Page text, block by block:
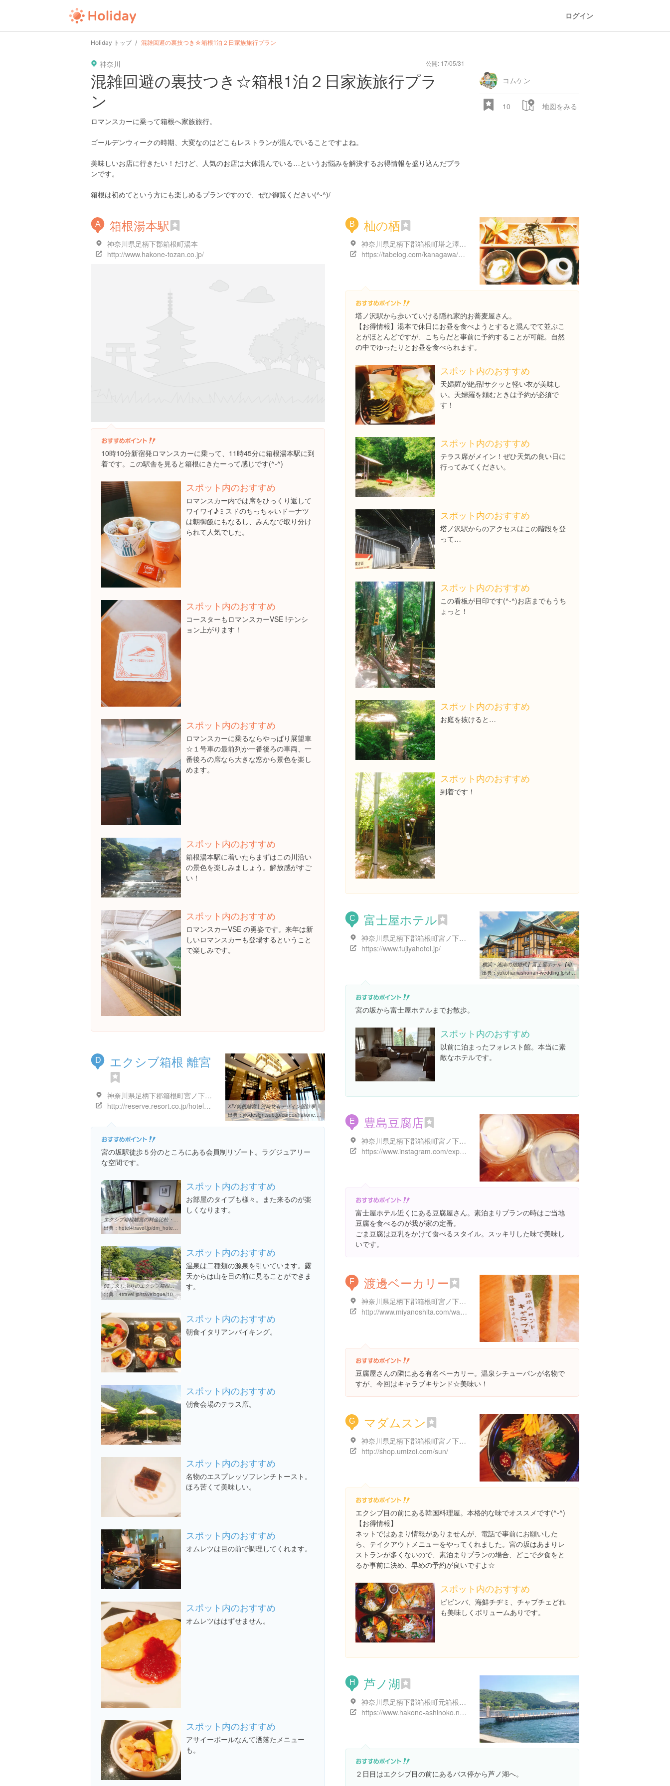
ログイン
Holiday トップ 混雑回避の裏技つき☆箱根1泊２日家族旅行プラン
神奈川 公開: 17/05/31
混雑回避の裏技つき☆箱根1泊２日家族旅行プラ
ン
ロマンスカーに乗って箱根へ家族旅行。
ゴールデンウィークの時期、大変なのはどこもレストランが混んでいることですよね。
美味しいお店に行きたい！だけど、人気のお店は大体混んでいる…というお悩みを解決するお得情報を盛り込んだプラ
ンです。
箱根は初めてという方にも楽しめるプランですので、ぜひ御覧ください(^-^)/
コムケン
10 地図をみる
A 箱根湯本駅
神奈川県足柄下郡箱根町湯本
http://www.hakone-tozan.co.jp/
10時10分新宿発ロマンスカーに乗って、11時45分に箱根湯本駅に到
着です。この駅舎を見ると箱根にきたーって感じです(^-^)
スポット内のおすすめ
ロマンスカー内では席をひっくり返して
ワイワイ♪ミスドのちっちゃいドーナツ
は朝御飯にもなるし、みんなで取り分け
られて人気でした。
スポット内のおすすめ
コースターもロマンスカーVSE !テンシ
ョン上がります！
スポット内のおすすめ
ロマンスカーに乗るならやっぱり展望車
☆１号車の最前列か一番後ろの車両、一
番後ろの席なら大きな窓から景色を楽し
めます。
スポット内のおすすめ
箱根湯本駅に着いたらまずはこの川沿い
の景色を楽しみましょう。解放感がすご
い！
スポット内のおすすめ
ロマンスカーVSE の勇姿です。来年は新
しいロマンスカーも登場するということ
で楽しみです。
B 杣の栖
神奈川県足柄下郡箱根町塔之澤６０
https://tabelog.com/kanagawa/A1410/A141001/14014897/
塔ノ沢駅から歩いていける隠れ家的お蕎麦屋さん。
【お得情報】湯本で休日にお昼を食べようとすると混んでて並ぶこ
とがほとんどですが、こちらだと事前に予約することが可能。自然
スポット内のおすすめ
天婦羅が絶品!サクッと軽い衣が美味し
い。天婦羅を頼むときは予約が必須で
す！
スポット内のおすすめ
テラス席がメイン！ぜひ天気の良い日に
行ってみてください。
スポット内のおすすめ
塔ノ沢駅からのアクセスはこの階段を登
って…
スポット内のおすすめ
この看板が目印です(^-^)お店までもうち
ょっと！
スポット内のおすすめ
お庭を抜けると…
スポット内のおすすめ
到着です！
C 富士屋ホテル
神奈川県足柄下郡箱根町宮ノ下３５９
https://www.fujiyahotel.jp/
横浜・湘南の結婚式】富士屋ホテル【箱根|ホテル】｜横浜湘南 ...
出典：yokohamashonan-wedding.jp/shop/001
宮の坂から富士屋ホテルまでお散歩。
スポット内のおすすめ
以前に泊まったフォレスト館。本当に素
敵なホテルです。
D エクシブ箱根 離宮
神奈川県足柄下郡箱根町宮ノ下１１２-２ 箱根離宮
http://reserve.resort.co.jp/hotels/xiv/hakone/index.html
XIV箱根離宮 | 河﨑悠有デザイン設計事務所
出典：yk-design.sub.jp/career/hakone.html
宮の坂駅徒歩５分のところにある会員制リゾート。ラグジュアリー
な空間です。
エクシブ箱根離宮の料金比較・クチコミ【フォートラベル】|宮ノ下温泉
出典： hotel4travel.jp/dm_hotel_each-11287692.html
スポット内のおすすめ
お部屋のタイプも様々。また来るのが楽
しくなります。
03．久しぶりのエクシブ箱根離宮 温泉大浴場 三日月の湯 ダイニング ...
出典：4travel.jp/travelogue/10588655
スポット内のおすすめ
温泉は二種類の源泉を引いています。露
天からは山を目の前に見ることができま
す。
スポット内のおすすめ
朝食イタリアンバイキング。
スポット内のおすすめ
朝食会場のテラス席。
スポット内のおすすめ
名物のエスプレッソフレンチトースト。
ほろ苦くて美味しい。
スポット内のおすすめ
オムレツは目の前で調理してくれます。
スポット内のおすすめ
オムレツははずせません。
スポット内のおすすめ
アサイーボールなんて洒落たメニュー
も。
E 豊島豆腐店
神奈川県足柄下郡箱根町宮ノ下３４０-２
https://www.instagram.com/explore/locations/214228385728403
富士屋ホテル近くにある豆腐屋さん。素泊まりプランの時はご当地
豆腐を食べるのが我が家の定番。
ごま豆腐は豆乳をかけて食べるスタイル。スッキリした味で美味し
いです。
F 渡邊ベーカリー
神奈川県足柄下郡箱根町宮ノ下３４３-３
http://www.miyanoshita.com/watanabe/
豆腐屋さんの隣にある有名ベーカリー。温泉シチューパンが名物で
すが、今回はキャラブキサンド☆美味い！
G マダムスン
神奈川県足柄下郡箱根町宮ノ下３６８
http://shop.umizoi.com/sun/
エクシブ目の前にある韓国料理屋。本格的な味でオススメです(^-^)
【お得情報】
ネットではあまり情報がありませんが、電話で事前にお願いした
ら、テイクアウトメニューをやってくれました。宮の坂はあまりレ
ストランが多くないので、素泊まりプランの場合、どこで夕食をと
るか事前に決め、早めの予約が良いですよ☆
スポット内のおすすめ
ビビンバ、海鮮チヂミ、チャプチェどれ
も美味しくボリュームありです。
H 芦ノ湖
神奈川県足柄下郡箱根町元箱根 芦ノ湖
https://www.hakone-ashinoko.net/area_guide.html
２日目はエクシブ目の前にあるバス停から芦ノ湖へ。